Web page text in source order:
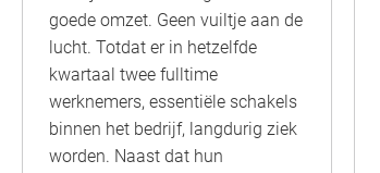
goede omzet. Geen vuiltje aan de
lucht. Totdat er in hetzelfde
kwartaal twee fulltime
werknemers, essentiële schakels
binnen het bedrijf, langdurig ziek
worden. Naast dat hun